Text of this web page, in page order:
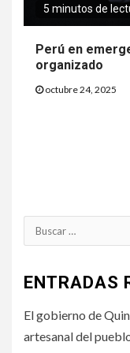
5 minutos de
Perú en
organizado
octubre 24, 2025
Buscar:
ENTRADAS
El gobierno de
artesanal del